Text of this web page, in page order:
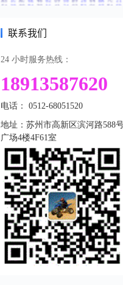
联系我们
24 小时服务热线：
18913587620
电话： 0512-68051520
地址：苏州市高新区滨河路588
广场4楼4F61室